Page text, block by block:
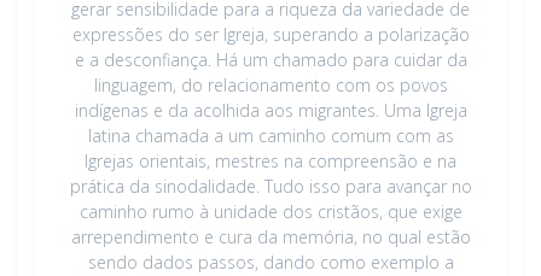
gerar sensibilidade para a riqueza da variedade de
expressões do ser Igreja, superando a polarização
e a desconfiança. Há um chamado para cuidar da
linguagem, do relacionamento com os povos
indígenas e da acolhida aos migrantes. Uma Igreja
latina chamada a um caminho comum com as
Igrejas orientais, mestres na compreensão e na
prática da sinodalidade. Tudo isso para avançar no
caminho rumo à unidade dos cristãos, que exige
arrependimento e cura da memória, no qual estão
sendo dados passos, dando como exemplo a